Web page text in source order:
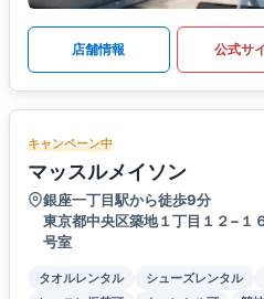
店舗情報 公式サ
キャンペーン中
マッスルメイソン
銀座一丁目駅から徒歩9分
東京都中央区築地１丁目１２−１
号室
タオルレンタル シューズレンタル